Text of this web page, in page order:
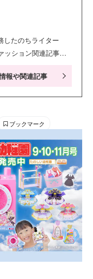
したのちライター
ッション関連記事や
１日の終わりに飲む
報や関連記事
ブックマーク